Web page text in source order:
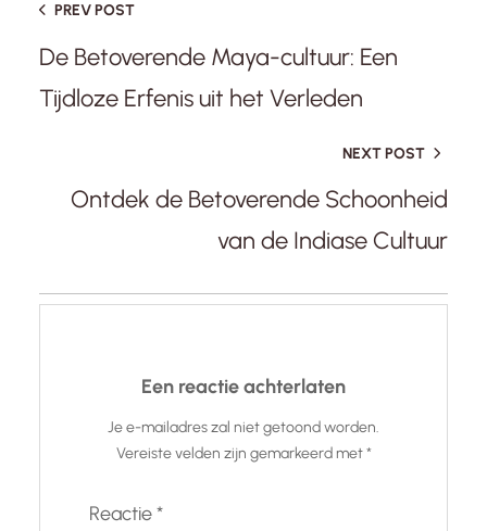
PREV POST
De Betoverende Maya-cultuur: Een
Tijdloze Erfenis uit het Verleden
NEXT POST
Ontdek de Betoverende Schoonheid
van de Indiase Cultuur
Een reactie achterlaten
Je e-mailadres zal niet getoond worden.
Vereiste velden zijn gemarkeerd met*
Reactie*